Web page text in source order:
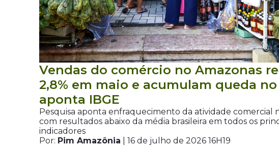
Vendas do comércio no Amazonas
2,8% em maio e acumulam queda no
aponta IBGE
Pesquisa aponta enfraquecimento da atividade comercial
com resultados abaixo da média brasileira em todos os
indicadores
Por: Pim Amazônia | 16 de julho de 2026 16H19